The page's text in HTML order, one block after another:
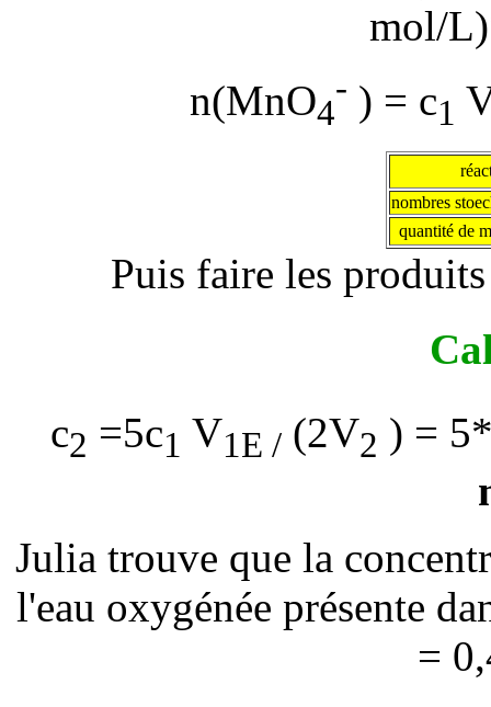
mol/
n(MnO4
- ) = c1
nombres
quantité de
Puis faire les
c2 =5c1 V1E /(2V2 ) =
Julia trouve que la
l'eau oxygénée présente
=